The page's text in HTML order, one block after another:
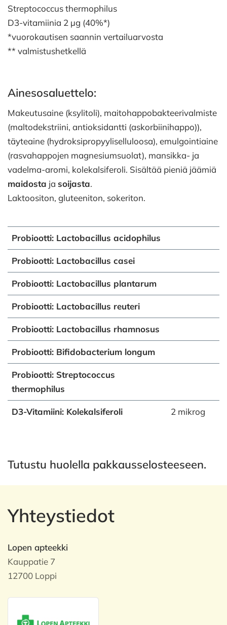
Streptococcus thermophilus
D3-vitamiinia 2 µg (40%*)
*vuorokautisen saannin vertailuarvosta
** valmistushetkellä
Ainesosaluettelo:
Makeutusaine (ksylitoli), maitohappobakteerivalmiste
(maltodekstriini, antioksidantti (askorbiinihappo)),
täyteaine (hydroksipropyyliselluloosa), emulgointiaine
(rasvahappojen magnesiumsuolat), mansikka- ja
vadelma-aromi, kolekalsiferoli. Sisältää pieniä jäämiä
maidosta ja soijasta.
Laktoositon, gluteeniton, sokeriton.
Probiootti: Lactobacillus acidophilus
Probiootti: Lactobacillus casei
Probiootti: Lactobacillus plantarum
Probiootti: Lactobacillus reuteri
Probiootti: Lactobacillus rhamnosus
Probiootti: Bifidobacterium longum
Probiootti: Streptococcus
thermophilus
D3-Vitamiini: Kolekalsiferoli 2 mikrog
Tutustu huolella pakkausselosteeseen.
Yhteystiedot
Lopen apteekki
Kauppatie 7
12700 Loppi